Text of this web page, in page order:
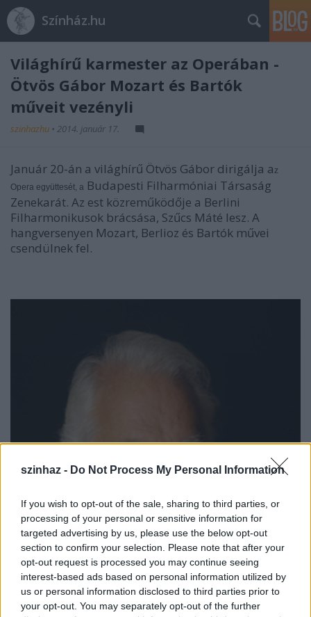
szinhaz - Do Not Process My Personal Information
If you wish to opt-out of the sale, sharing to third parties, or
processing of your personal or sensitive information for
targeted advertising by us, please use the below opt-out
section to confirm your selection. Please note that after your
opt-out request is processed you may continue seeing
interest-based ads based on personal information utilized by
us or personal information disclosed to third parties prior to
your opt-out. You may separately opt-out of the further
Színház.hu
Világhírű karmester az Operában -
Ötvös Gábor Mozart és Bartók
műveit vezényli
szinhazhu • 2014. január 17.
Január 20-án a világhírű Ötvös Gábor dirigálja az
Opera együttesét, a Budapesti Filharmóniai Társaság
Zenekarát. Az est közreműködője a Berlini
Filharmonikusok brácsása, Szűcs Máté lesz. A
hangversenyen Mozart, Berlioz és Bartók művei
csendülnek fel.